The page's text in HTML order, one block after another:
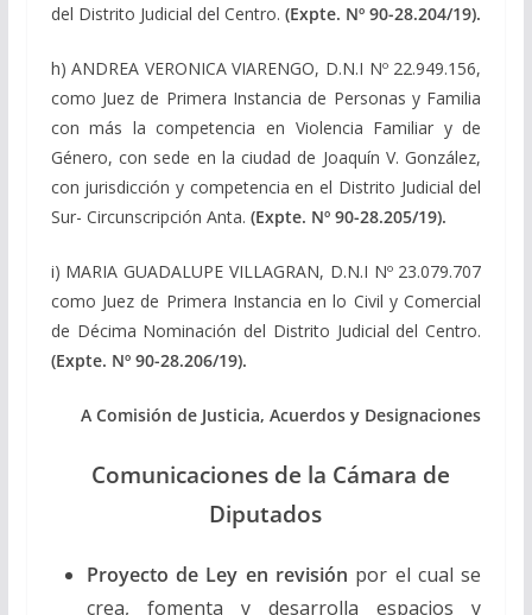
del Distrito Judicial del Centro. (Expte. Nº 90-28.204/19).
h) ANDREA VERONICA VIARENGO, D.N.I Nº 22.949.156,
como Juez de Primera Instancia de Personas y Familia
con más la competencia en Violencia Familiar y de
Género, con sede en la ciudad de Joaquín V. González,
con jurisdicción y competencia en el Distrito Judicial del
Sur- Circunscripción Anta. (Expte. Nº 90-28.205/19).
i) MARIA GUADALUPE VILLAGRAN, D.N.I Nº 23.079.707
como Juez de Primera Instancia en lo Civil y Comercial
de Décima Nominación del Distrito Judicial del Centro.
(Expte. Nº 90-28.206/19).
A Comisión de Justicia, Acuerdos y Designaciones
Comunicaciones de la Cámara de
Diputados
Proyecto de Ley en revisión por el cual se
crea, fomenta y desarrolla espacios y